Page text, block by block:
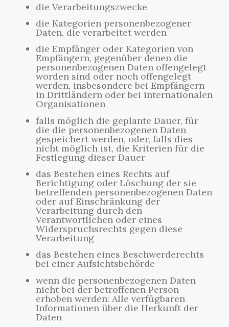
die Verarbeitungszwecke
die Kategorien personenbezogener
Daten, die verarbeitet werden
die Empfänger oder Kategorien von
Empfängern, gegenüber denen die
personenbezogenen Daten offengelegt
worden sind oder noch offengelegt
werden, insbesondere bei Empfängern
in Drittländern oder bei internationalen
Organisationen
falls möglich die geplante Dauer, für
die die personenbezogenen Daten
gespeichert werden, oder, falls dies
nicht möglich ist, die Kriterien für die
Festlegung dieser Dauer
das Bestehen eines Rechts auf
Berichtigung oder Löschung der sie
betreffenden personenbezogenen Daten
oder auf Einschränkung der
Verarbeitung durch den
Verantwortlichen oder eines
Widerspruchsrechts gegen diese
Verarbeitung
das Bestehen eines Beschwerderechts
bei einer Aufsichtsbehörde
wenn die personenbezogenen Daten
nicht bei der betroffenen Person
erhoben werden: Alle verfügbaren
Informationen über die Herkunft der
Daten